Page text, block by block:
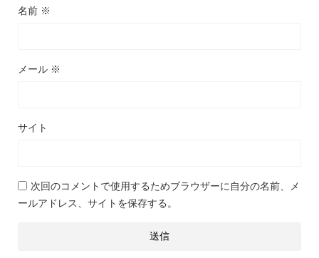
名前 ※
メール ※
サイト
次回のコメントで使用するためブラウザーに自分の名前、メ
ールアドレス、サイトを保存する。